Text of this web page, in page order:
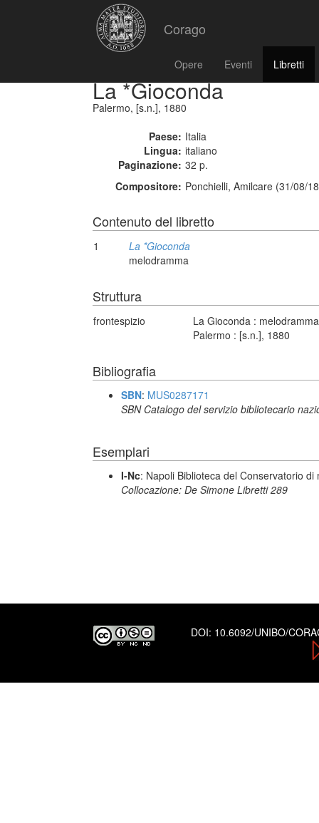
Corago
Opere Eventi Libretti
La *Gioconda
Palermo, [s.n.], 1880
Paese: Italia
Lingua: italiano
Paginazione: 32 p.
Compositore: Ponchielli, Amilcare (31/08/
Contenuto del libretto
1
La *Gioconda
melodramma
Struttura
frontespizio
La Gioconda :
Palermo : [s.n.], 1880
Bibliografia
SBN: MUS0287171
SBN Catalogo del servizio bibliotecario
Esemplari
I-Nc: Napoli Biblioteca del Conservatorio
Collocazione: De Simone Libretti 289
DOI: 10.6092/UNIBO/